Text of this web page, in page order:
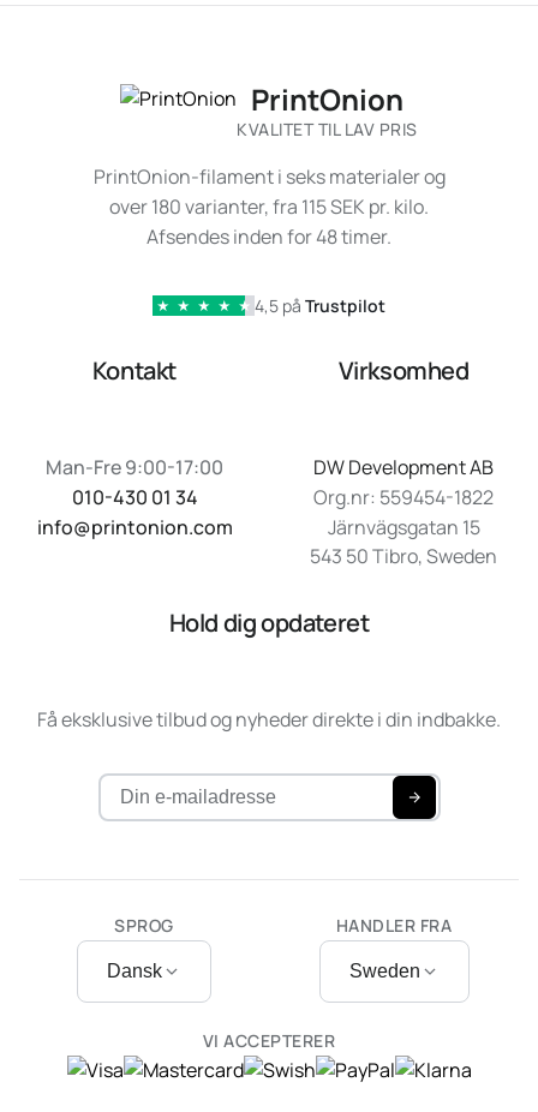
PrintOnion
KVALITET TIL LAV PRIS
PrintOnion-filament i seks materialer og
over 180 varianter, fra 115 SEK pr. kilo.
Afsendes inden for 48 timer.
★ ★ ★ ★ ★ 4,5 på Trustpilot
Kontakt
Man-Fre 9:00-17:00
010-430 01 34
info@printonion.com
Virksomhed
DW Development AB
Org.nr: 559454-1822
Järnvägsgatan 15
543 50 Tibro, Sweden
Hold dig opdateret
Få eksklusive tilbud og nyheder direkte i din indbakke.
SPROG
Dansk
VI ACCEPTERER
HANDLER FRA
Sweden